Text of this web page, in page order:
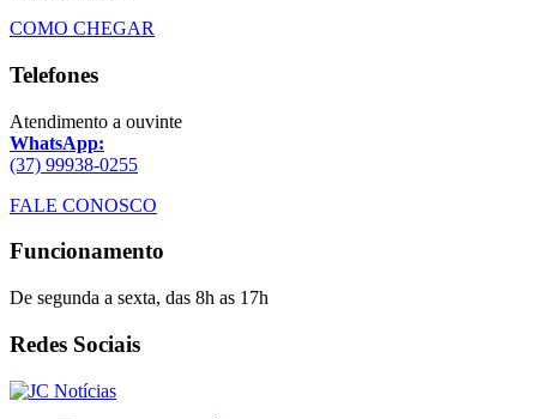
COMO CHEGAR
Telefones
Atendimento a ouvinte
WhatsApp:
(37) 99938-0255
FALE CONOSCO
Funcionamento
De segunda a sexta, das 8h as 17h
Redes Sociais